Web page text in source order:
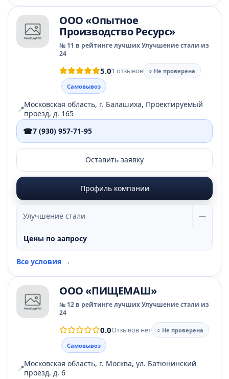
ООО «Опытное
Производство Ресурс»
№ 11 в рейтинге лучших Улучшение стали из
24
5.01 отзывов
○ Не проверена
Самовывоз
📍Московская область, г. Балашиха, Проектируемый
проезд, д. 165
☎7 (930) 957-71-95
Оставить заявку
Профиль компании
Улучшение стали —
Цены по запросу
Все условия →
ООО «ПИЩЕМАШ»
№ 12 в рейтинге лучших Улучшение стали из
24
0.0Отзывов нет
○ Не проверена
Самовывоз
📍Московская область, г. Москва, ул. Батюнинский
проезд, д. 6